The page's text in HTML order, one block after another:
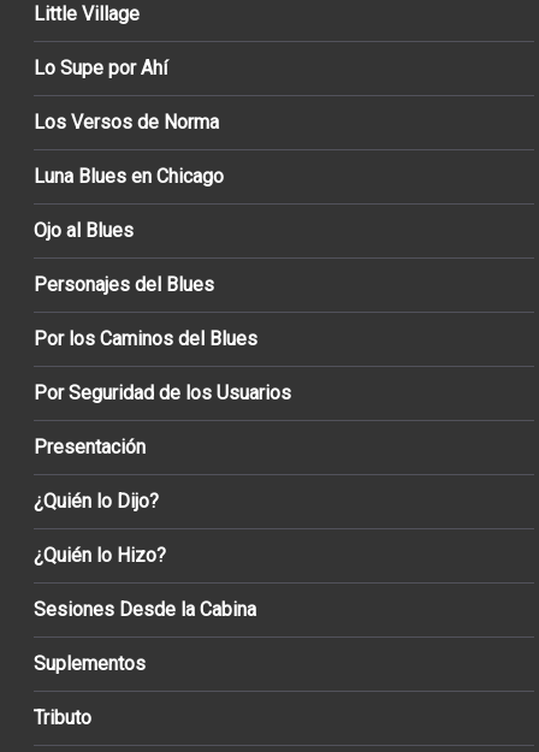
Little Village
Lo Supe por Ahí
Los Versos de Norma
Luna Blues en Chicago
Ojo al Blues
Personajes del Blues
Por los Caminos del Blues
Por Seguridad de los Usuarios
Presentación
¿Quién lo Dijo?
¿Quién lo Hizo?
Sesiones Desde la Cabina
Suplementos
Tributo